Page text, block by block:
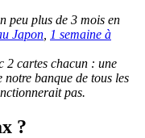
peu plus de 3 mois en
Japon 1 semaine à
2 cartes chacun : une
banque de tous les
pas.
?